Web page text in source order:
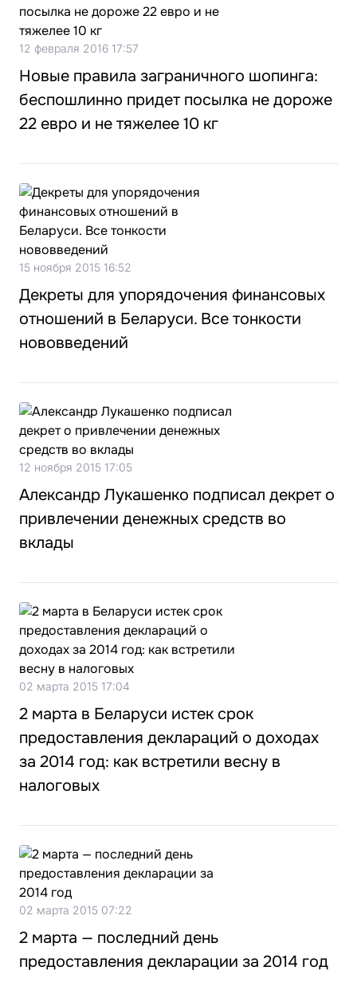
12 февраля 2016 17:57
Новые правила заграничного шопинга:
беспошлинно придет посылка не дороже
22 евро и не тяжелее 10 кг
15 ноября 2015 16:52
Декреты для упорядочения финансовых
отношений в Беларуси. Все тонкости
нововведений
12 ноября 2015 17:05
Александр Лукашенко подписал декрет о
привлечении денежных средств во
вклады
02 марта 2015 17:04
2 марта в Беларуси истек срок
предоставления деклараций о доходах
за 2014 год: как встретили весну в
налоговых
02 марта 2015 07:22
2 марта — последний день
предоставления декларации за 2014 год